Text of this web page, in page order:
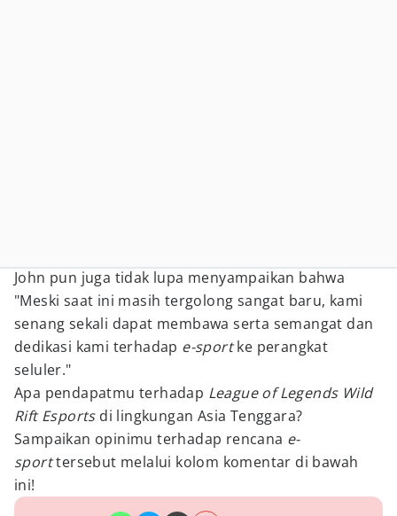
John pun juga tidak lupa menyampaikan bahwa
"Meski saat ini masih tergolong sangat baru, kami
senang sekali dapat membawa serta semangat dan
dedikasi kami terhadap e-sportke perangkat
seluler."
Apa pendapatmu terhadap League of Legends Wild
Rift Esports di lingkungan Asia Tenggara?
Sampaikan opinimu terhadap rencana e-
sporttersebut melalui kolom komentar di bawah
ini!